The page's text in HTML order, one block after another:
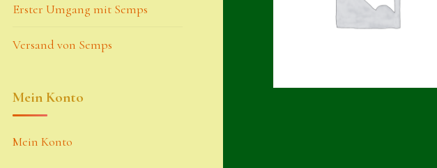
Erster Umgang mit Semps
Versand von Semps
Mein Konto
Mein Konto